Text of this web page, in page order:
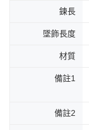
鍊長
墜飾長度
材質
備註1
備註2